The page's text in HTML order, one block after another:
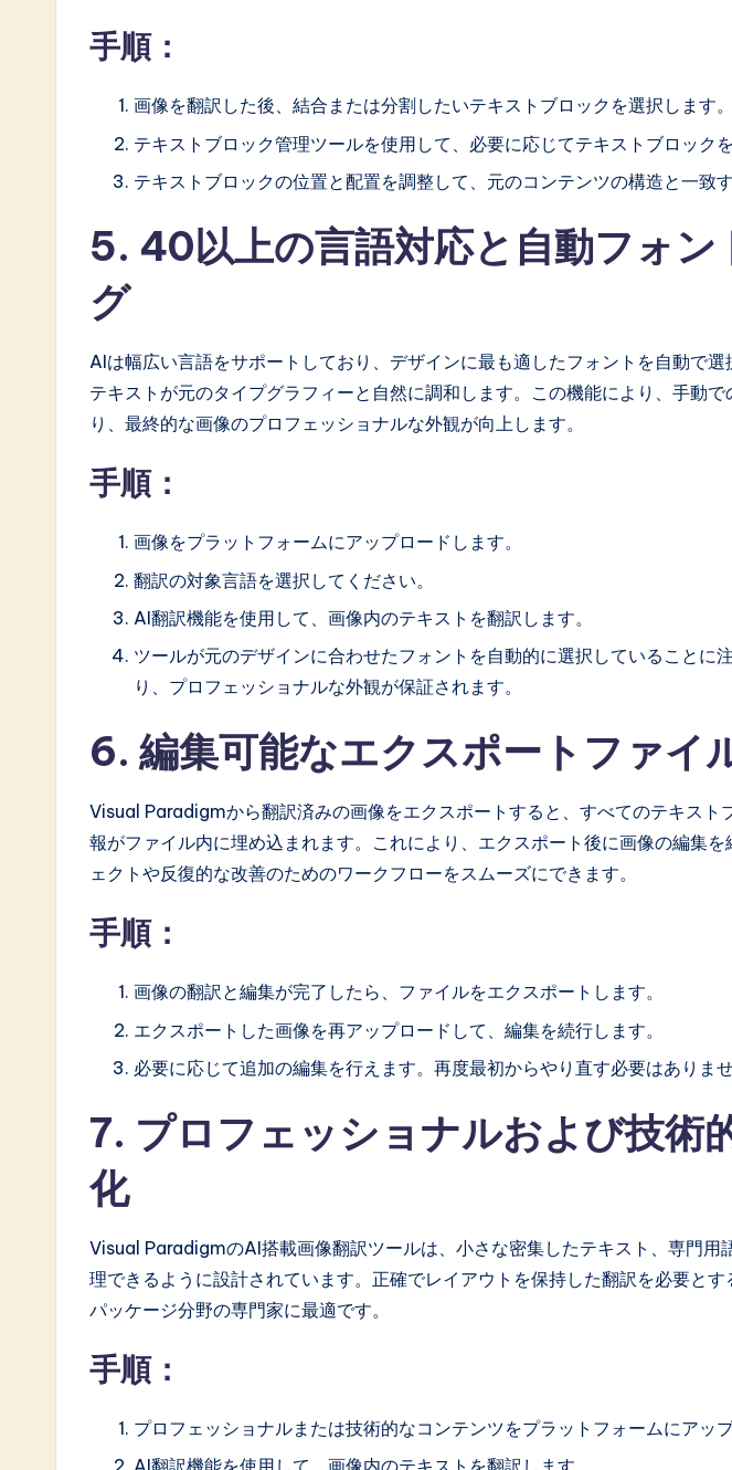
手順：
画像を翻訳した後、結合または分割したいテキストブロックを選択します。
テキストブロック管理ツールを使用して、必要に応じてテキストブロック
テキストブロックの位置と配置を調整して、元のコンテンツの構造と一致
5. 40以上の言語対応と自動フォン
グ
AIは幅広い言語をサポートしており、デザインに最も適したフォントを自動で
テキストが元のタイプグラフィーと自然に調和します。この機能により、手動
り、最終的な画像のプロフェッショナルな外観が向上します。
手順：
画像をプラットフォームにアップロードします。
翻訳の対象言語を選択してください。
AI翻訳機能を使用して、画像内のテキストを翻訳します。
ツールが元のデザインに合わせたフォントを自動的に選択していることに
り、プロフェッショナルな外観が保証されます。
6. 編集可能なエクスポートファイ
Visual Paradigmから翻訳済みの画像をエクスポートすると、すべてのテキスト
報がファイル内に埋め込まれます。これにより、エクスポート後に画像の編集
ェクトや反復的な改善のためのワークフローをスムーズにできます。
手順：
画像の翻訳と編集が完了したら、ファイルをエクスポートします。
エクスポートした画像を再アップロードして、編集を続行します。
必要に応じて追加の編集を行えます。再度最初からやり直す必要はありませ
7. プロフェッショナルおよび技術
化
Visual ParadigmのAI搭載画像翻訳ツールは、小さな密集したテキスト、専門用
理できるように設計されています。正確でレイアウトを保持した翻訳を必要と
パッケージ分野の専門家に最適です。
手順：
プロフェッショナルまたは技術的なコンテンツをプラットフォームにアップ